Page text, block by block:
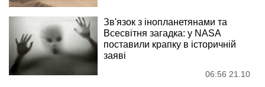
Зв'язок з інопланетянами та
Всесвітня загадка: у NASA
поставили крапку в історичній
заяві
06:56 21.10